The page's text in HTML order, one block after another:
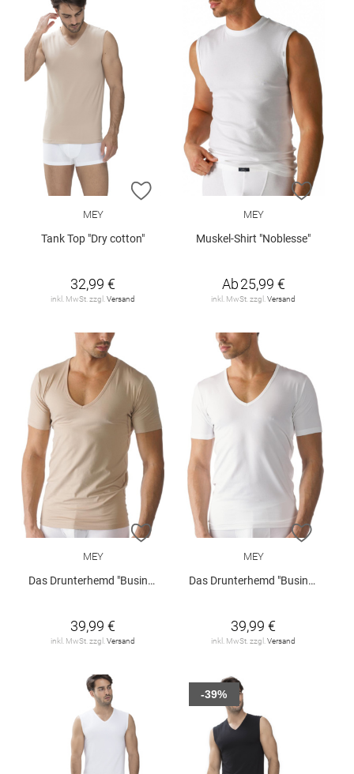
ZUR WUNSCHLISTE HINZUFÜGEN
MEY
Tank Top "Dry cotton"
32,99 €
inkl. MwSt. zzgl. Versand
ZUR
MEY
Muskel-Shirt "Noblesse"
Ab25,99 €
inkl. MwSt. zzgl. Versand
ZUR WUNSCHLISTE HINZUFÜGEN
MEY
Das Drunterhemd "Business Class"
39,99 €
inkl. MwSt. zzgl. Versand
ZUR
MEY
Das Drunterhemd "Business Class"
39,99 €
inkl. MwSt. zzgl. Versand
-39%